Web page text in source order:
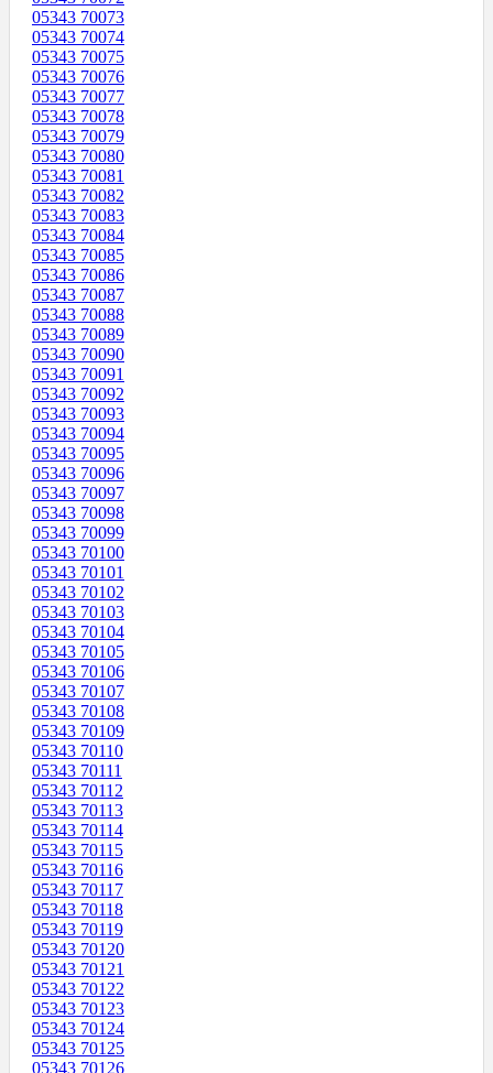
05343 70073
05343 70074
05343 70075
05343 70076
05343 70077
05343 70078
05343 70079
05343 70080
05343 70081
05343 70082
05343 70083
05343 70084
05343 70085
05343 70086
05343 70087
05343 70088
05343 70089
05343 70090
05343 70091
05343 70092
05343 70093
05343 70094
05343 70095
05343 70096
05343 70097
05343 70098
05343 70099
05343 70100
05343 70101
05343 70102
05343 70103
05343 70104
05343 70105
05343 70106
05343 70107
05343 70108
05343 70109
05343 70110
05343 70111
05343 70112
05343 70113
05343 70114
05343 70115
05343 70116
05343 70117
05343 70118
05343 70119
05343 70120
05343 70121
05343 70122
05343 70123
05343 70124
05343 70125
05343 70126